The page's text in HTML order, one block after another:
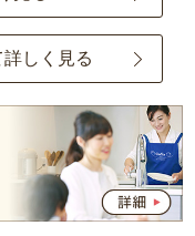
しく見る